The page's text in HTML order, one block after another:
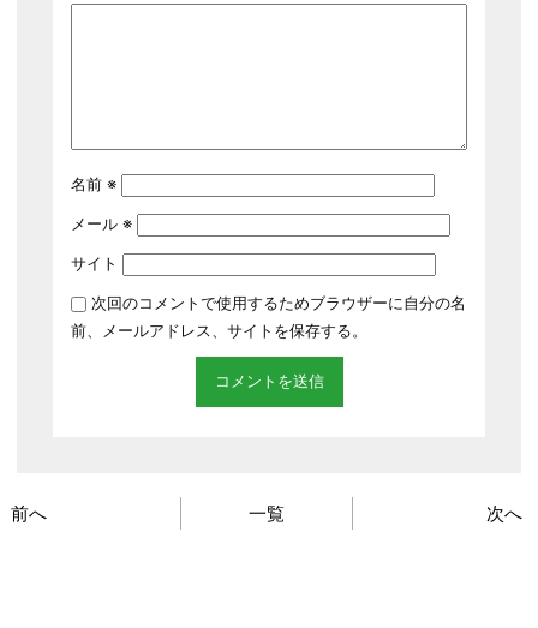
名前 ※
メール ※
サイト
次回のコメントで使用するためブラウザーに自分の名
前、メールアドレス、サイトを保存する。
前へ 一覧 次へ